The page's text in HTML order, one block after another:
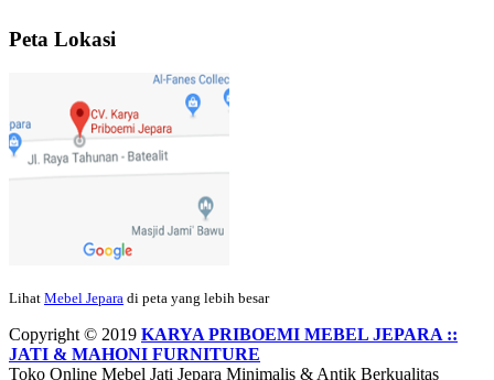
Ibu Meidy, Jakarta:
Paakkkk Tempat tidurnya dah sampeeee Keren
dehh Tolong buatin meja makan bulat persis sama foto y...
Pak Mail kursi kantornya sudah sampai,
saya mengucapkan banyak terima kasih....
Ibu Asa, Cibubur: Pak Trolynya sudah sampai tadi Makasii ya Pak...
Peta Lokasi
Lihat Mebel Jepara di peta yang lebih besar
Copyright © 2019 KARYA PRIBOEMI MEBEL JEPARA ::
JATI & MAHONI FURNITURE
Toko Online Mebel Jati Jepara Minimalis & Antik Berkualitas